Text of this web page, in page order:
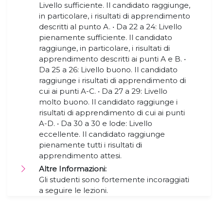
Livello sufficiente. Il candidato raggiunge,
in particolare, i risultati di apprendimento
descritti al punto A. • Da 22 a 24: Livello
pienamente sufficiente. Il candidato
raggiunge, in particolare, i risultati di
apprendimento descritti ai punti A e B. •
Da 25 a 26: Livello buono. Il candidato
raggiunge i risultati di apprendimento di
cui ai punti A-C. • Da 27 a 29: Livello
molto buono. Il candidato raggiunge i
risultati di apprendimento di cui ai punti
A-D. • Da 30 a 30 e lode: Livello
eccellente. Il candidato raggiunge
pienamente tutti i risultati di
apprendimento attesi.
Altre Informazioni:
Gli studenti sono fortemente incoraggiati
a seguire le lezioni.